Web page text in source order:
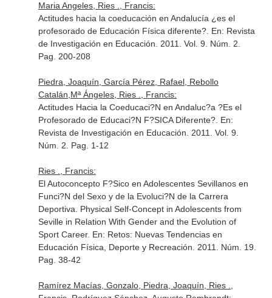
Maria Angeles, Ries ., Francis:
Actitudes hacia la coeducación en Andalucía ¿es el
profesorado de Educación Física diferente?. En: Revista
de Investigación en Educación . 2011. Vol. 9. Núm. 2.
Pag. 200-208
Piedra, Joaquín, García Pérez, Rafael, Rebollo
Catalán,Mª Ángeles, Ries ., Francis:
Actitudes Hacia la Coeducaci?N en Andaluc?a ?Es el
Profesorado de Educaci?N F?SICA Diferente?. En:
Revista de Investigación en Educación . 2011. Vol. 9.
Núm. 2. Pag. 1-12
Ries ., Francis:
El Autoconcepto F?Sico en Adolescentes Sevillanos en
Funci?N del Sexo y de la Evoluci?N de la Carrera
Deportiva. Physical Self-Concept in Adolescents from
Seville in Relation With Gender and the Evolution of
Sport Career. En: Retos: Nuevas Tendencias en
Educación Física, Deporte y Recreación . 2011. Núm. 19.
Pag. 38-42
Ramírez Macías, Gonzalo, Piedra, Joaquín, Ries .,